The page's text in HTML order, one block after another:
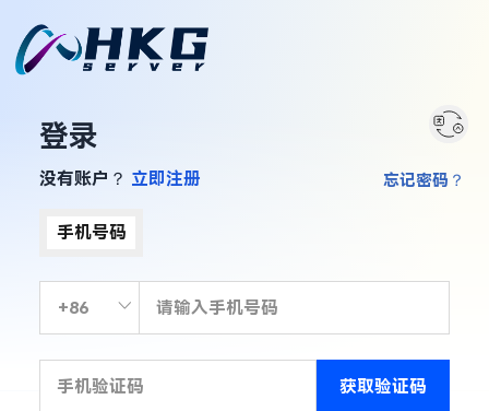
登录
没有账户？ 立即注册
手机号码
获取验证码
忘记密码？